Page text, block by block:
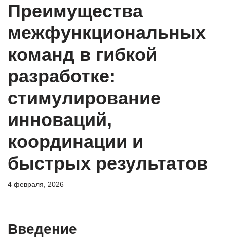
Преимущества
межфункциональных
команд в гибкой
разработке:
стимулирование
инноваций,
координации и
быстрых результатов
4 февраля, 2026
Введение